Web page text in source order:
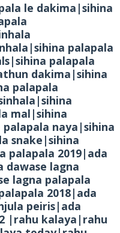
le dakima|sihina
palapala
palapala
dakima|sihina
palapala
mal|sihina
naya|sihina
snake|sihina
palapala 2019|ada
dawase lagna
lagna palapala
2018|ada
peiris|ada
|rahu kalaya|rahu